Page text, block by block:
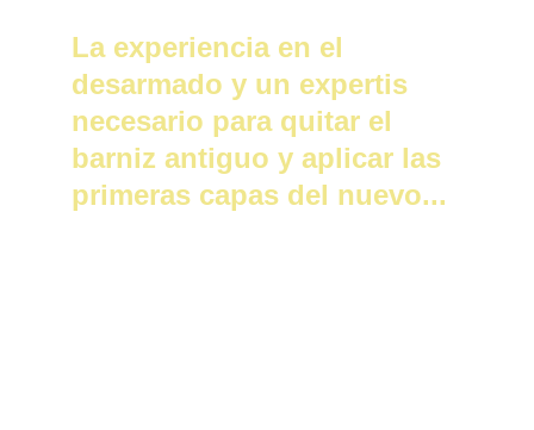
La experiencia en el
desarmado y un expertis
necesario para quitar el
barniz antiguo y aplicar las
primeras capas del nuevo...